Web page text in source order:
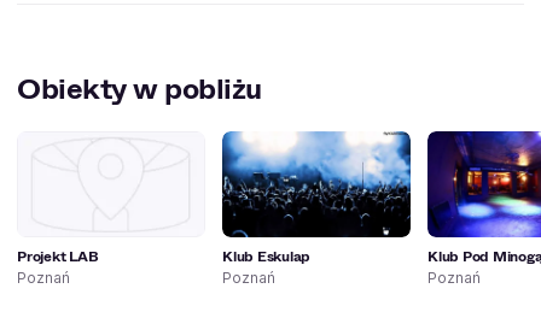
Obiekty w pobliżu
Projekt LAB
Poznań
Klub Eskulap
Poznań
Klub Pod
Poznań